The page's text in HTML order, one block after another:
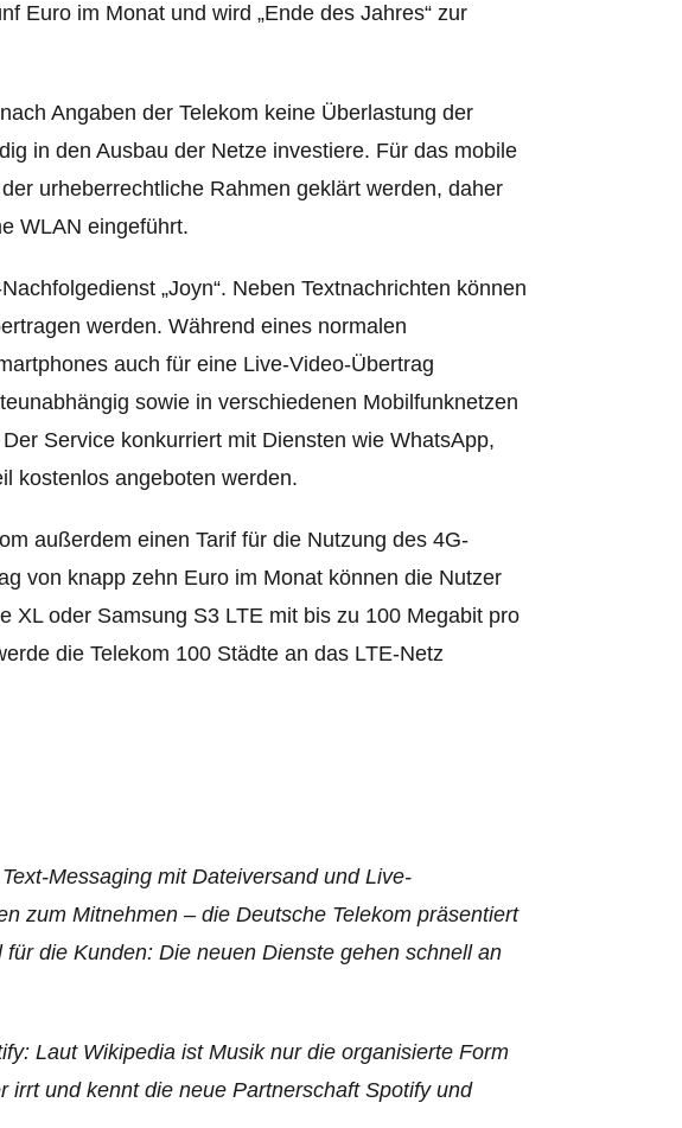
Euro im Monat und wird „Ende des Jahres“ zur
Angaben der Telekom keine Überlastung der
in den Ausbau der Netze investiere. Für das mobile
urheberrechtliche Rahmen geklärt werden, daher
WLAN eingeführt.
„Joyn“. Neben Textnachrichten können
werden. Während eines normalen
auch für eine Live-Video-Übertrag
sowie in verschiedenen Mobilfunknetzen
Service konkurriert mit Diensten wie WhatsApp,
kostenlos angeboten werden.
außerdem einen Tarif für die Nutzung des 4G-
von knapp zehn Euro im Monat können die Nutzer
XL oder Samsung S3 LTE mit bis zu 100 Megabit pro
die Telekom 100 Städte an das LTE-Netz
Messaging mit Dateiversand und Live-
zum Mitnehmen – die Deutsche Telekom präsentiert
die Kunden: Die neuen Dienste gehen schnell an
Laut Wikipedia ist Musik nur die organisierte Form
irrt und kennt die neue Partnerschaft Spotify und